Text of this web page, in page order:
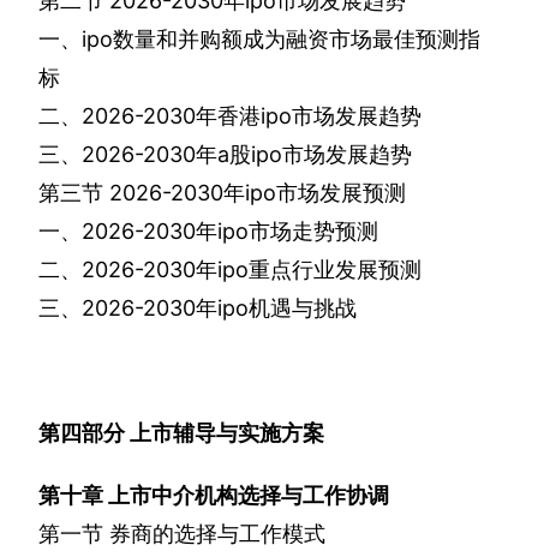
一、 ipo数量和并购额成为融资市场最佳预测指
标
二、 2026-2030年香港ipo市场发展趋势
三、 2026-2030年a股ipo市场发展趋势
第三节 2026-2030年ipo市场发展预测
一、 2026-2030年ipo市场走势预测
二、 2026-2030年ipo重点行业发展预测
三、 2026-2030年ipo机遇与挑战
第四部分 上市辅导与实施方案
第十章
上市中介机构选择与工作协调
第一节 券商的选择与工作模式